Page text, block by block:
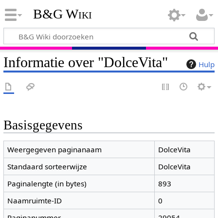
B&G Wiki
Hulp
Informatie over "DolceVita"
Basisgegevens
Weergegeven paginanaam
DolceVita
Standaard sorteerwijze
DolceVita
Paginalengte (in bytes)
893
Naamruimte-ID
0